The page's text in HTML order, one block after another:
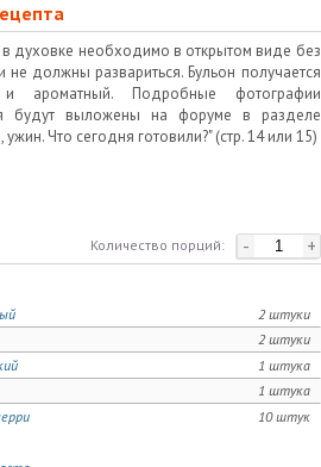
духовке необходимо в открытом виде без
должны развариться. Бульон получается
ароматный. Подробные фотографии
будут выложены на форуме в разделе
ужин. Что сегодня готовили?" (стр. 14 или 15)
- +
Количество порций:
2 штуки
2 штуки
1 штука
1 штука
10 штук